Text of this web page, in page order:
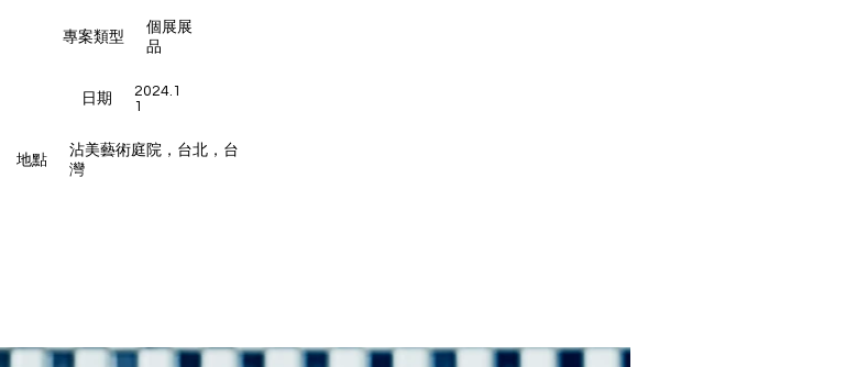
專案類型
個展展
品
日期
2024.1
1
地點
沾美藝術庭院，台北，台
灣